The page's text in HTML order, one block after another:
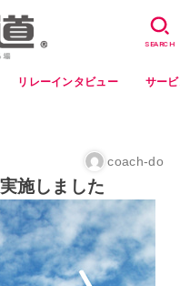
リレーインタビュー サー
SEARCH
coach-do
施しました